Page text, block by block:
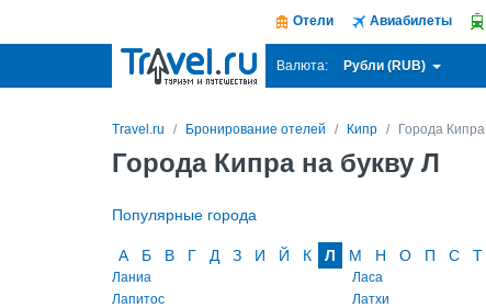
Отели Авиабилеты
Валюта: Рубли (RUB)
Travel.ru Бронирование отелей Кипр Города Кипра
Города Кипра на букву Л
Популярные города
А Б В Г Д З И Й К Л М Н О П С Т
Ланиа
Лапитос
Ласа
Латхи